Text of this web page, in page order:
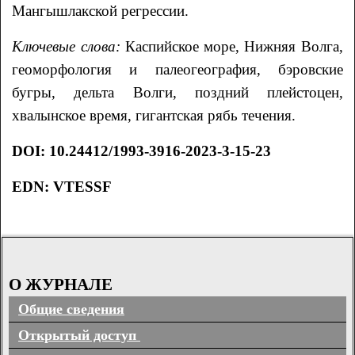
Мангышлакской регрессии.
Ключевые слова: Каспийское море, Нижняя Волга,
геоморфология и палеогеография, бэровские
бугры, дельта Волги, поздний плейстоцен,
хвалынское время, гигантская рябь течения.
DOI: 10.24412/1993-3916-2023-3-15-23
EDN: VTESSF
О ЖУРНАЛЕ
Общие сведения
Открытый доступ